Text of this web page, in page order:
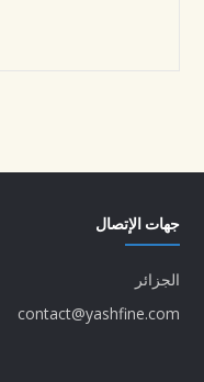
جهات الإتصال
الجزائر
contact@yashfine.com